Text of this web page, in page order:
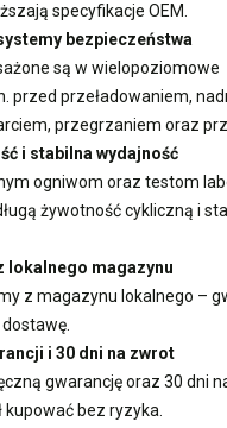
specyfikacje OEM.
bezpieczeństwa
są w wielopoziomowe
przed przeładowaniem,
przegrzaniem oraz
i stabilna wydajność
ogniwom oraz testom
żywotność cykliczną i
lokalnego magazynu
z magazynu lokalnego –
i 30 dni na zwrot
gwarancję oraz 30 dni
kupować bez ryzyka.